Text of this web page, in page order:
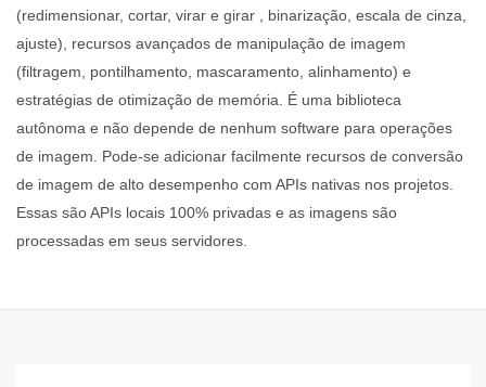
(redimensionar, cortar, virar e girar , binarização, escala de cinza,
ajuste), recursos avançados de manipulação de imagem
(filtragem, pontilhamento, mascaramento, alinhamento) e
estratégias de otimização de memória. É uma biblioteca
autônoma e não depende de nenhum software para operações
de imagem. Pode-se adicionar facilmente recursos de conversão
de imagem de alto desempenho com APIs nativas nos projetos.
Essas são APIs locais 100% privadas e as imagens são
processadas em seus servidores.